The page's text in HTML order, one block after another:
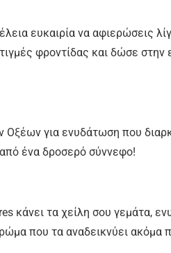
ευκαιρία να αφιερώσεις
φροντίδας και δώσε στην
για ενυδάτωση που
ένα δροσερό σύννεφο!
κάνει τα χείλη σου γεμάτα,
που τα αναδεικνύει ακόμα